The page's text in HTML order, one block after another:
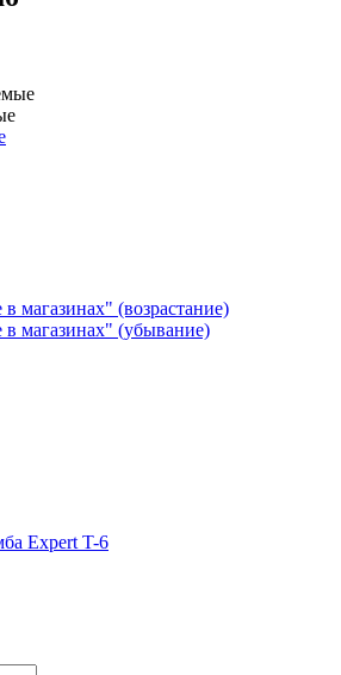
магазинах" (возрастание)
магазинах" (убывание)
Expert T-6